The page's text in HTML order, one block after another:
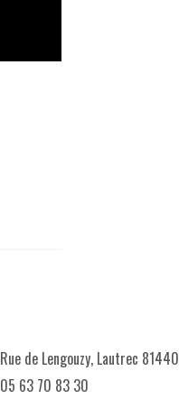
Rue de Lengouzy, Lautrec 81440
05 63 70 83 30